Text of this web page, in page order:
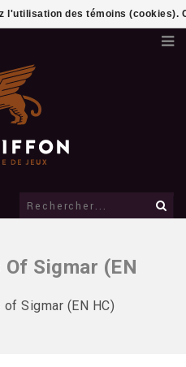
Sigmar (EN
Sigmar (EN HC)
l'utilisation des témoins